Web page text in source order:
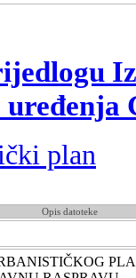
plan
Opis datoteke